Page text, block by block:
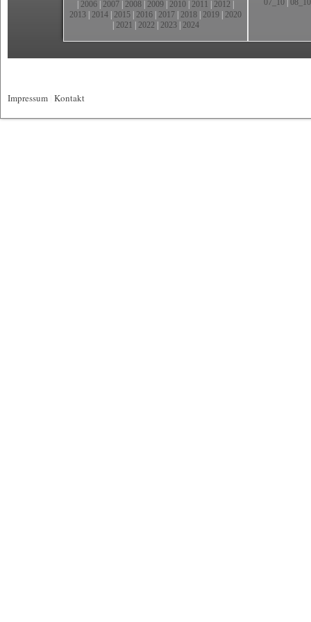
2006 2007 2008 2009 2010 2011 2012
2013 2014 2015 2016 2017 2018 2019 2020
2021 2022 2023| 2024
07_10 08_10
Impressum Kontakt